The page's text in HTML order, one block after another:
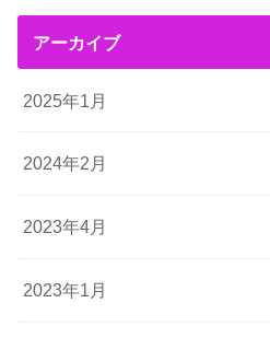
アーカイブ
2025年1月
2024年2月
2023年4月
2023年1月